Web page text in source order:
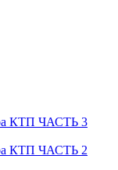
КТП ЧАСТЬ 3
КТП ЧАСТЬ 2